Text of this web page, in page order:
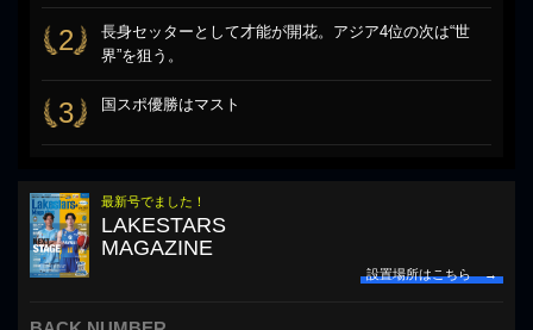
2
長身セッターとして才能が開花。アジア4位の次は“世
界”を狙う。
3 国スポ優勝はマスト
最新号でました！
LAKESTARS
MAGAZINE
設置場所はこちら →